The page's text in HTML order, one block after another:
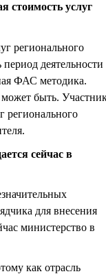
стоимость услуг
регионального
деятельности
ФАС методика.
быть.
регионального
сейчас в
для внесения
министерство в
как отрасль